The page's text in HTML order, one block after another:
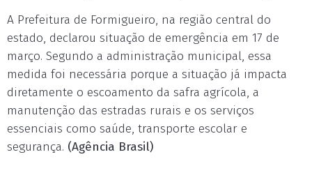
A Prefeitura de Formigueiro, na região central do
estado, declarou situação de emergência em 17 de
março. Segundo a administração municipal, essa
medida foi necessária porque a situação já impacta
diretamente o escoamento da safra agrícola, a
manutenção das estradas rurais e os serviços
essenciais como saúde, transporte escolar e
segurança. (Agência Brasil)